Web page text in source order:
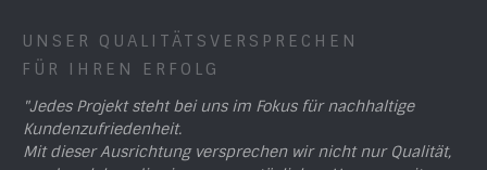
UNSER QUALITÄTSVERSPRECHEN
FÜR IHREN ERFOLG
"Jedes Projekt steht bei uns im Fokus für nachhaltige
Kundenzufriedenheit.
Mit dieser Ausrichtung versprechen wir nicht nur Qualität,